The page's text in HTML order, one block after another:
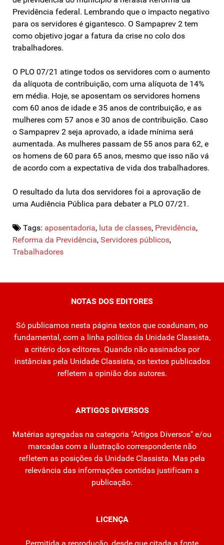
Previdência federal. Lembrando que o impacto negativo
para os servidores é gigantesco. O Sampaprev 2 tem
como objetivo jogar a fatura da crise no colo dos
trabalhadores.
O PLO 07/21 atinge todos os servidores com o aumento
da alíquota de contribuição, com uma alíquota de 14%
em média. Hoje, se aposentam os servidores homens
com 60 anos de idade e 35 anos de contribuição, e as
mulheres com 57 anos e 30 anos de contribuição. Caso
o Sampaprev 2 seja aprovado, a idade mínima será
aumentada. As mulheres passam de 55 anos para 62, e
os homens de 60 para 65 anos, mesmo que isso não vá
de acordo com a expectativa de vida dos trabalhadores.
O resultado da luta dos servidores foi a aprovação de
uma Audiência Pública para debater a PLO 07/21.
Tags: aposentadoria, luta de classes, Previdência,
Reforma da Previdência, Servidores públicos,
Trabalhadores
NOTAS DOS EDITORES
Só publicamos nesta página textos que coadunam, no
fundamental, com a linha política da Unidade Classista,
a critério dos editores. Quando não assinados por
instâncias pela Unidade Classista, os textos publicados
refletem a opinião dos autores.
ARTIGOS DIVERSOS
Matérias agregadas na categoria "Artigos Diversos" e/ou
marcadas com a ilustração correspondente não
refletem as posições da Unidade Classista. Mas pela
relevância das informações contidas justificam a
publicação.
LICENÇA